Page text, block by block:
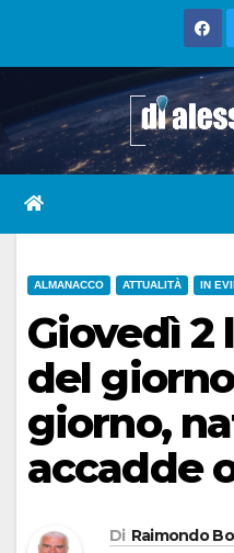
ALMANACCO ATTUALITÀ IN
Giovedì 2
del
giorno,
accadde
Di Raimondo